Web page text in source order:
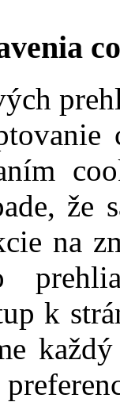
že
na
k